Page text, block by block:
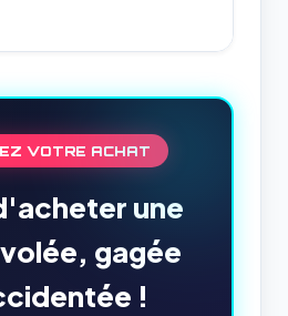
VOTRE ACHAT
une
gagée
!